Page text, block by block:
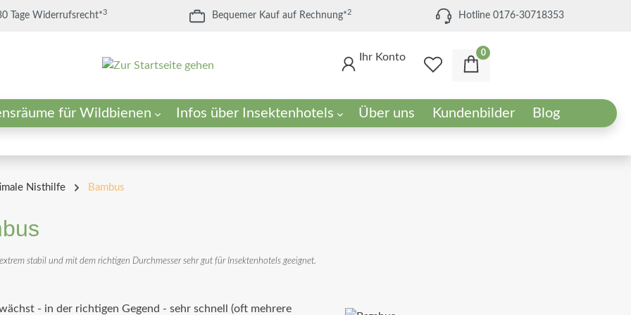
Tage Widerrufsrecht*3 Bequemer Kauf auf Rechnung* 2 Hotline 0176-30718353
Ihr Konto 0
für Wildbienen Infos über Insektenhotels Über uns Kundenbilder Blog
Nisthilfe Bambus
stabil und mit dem richtigen Durchmesser sehr gut für Insektenhotels geeignet.
- in der richtigen Gegend - sehr schnell (oft mehrere